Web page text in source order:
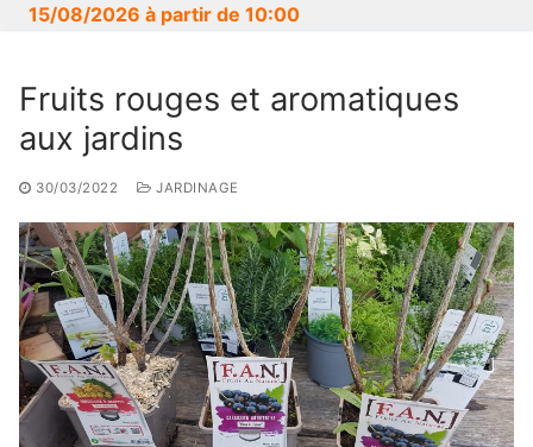
15/08/2026 à partir de 10:00
Fruits rouges et aromatiques
aux jardins
30/03/2022 JARDINAGE